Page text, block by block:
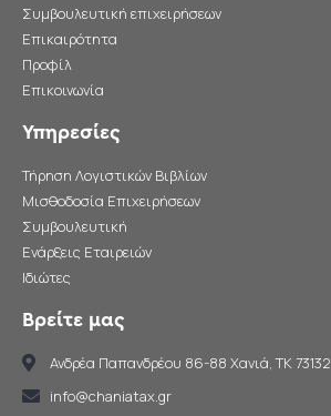
Συμβουλευτική επιχειρήσεων
Επικαιρότητα
Προφίλ
Επικοινωνία
Υπηρεσίες
Τήρηση Λογιστικών Βιβλίων
Μισθοδοσία Επιχειρήσεων
Συμβουλευτική
Ενάρξεις Εταιρειών
Ιδιώτες
Βρείτε μας
Ανδρέα Παπανδρέου 86-88 Χανιά, TK 73132
info@chaniatax.gr